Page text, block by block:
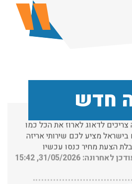
חדש
מנוף בפרדס חנה ואפשרות הובלת
לדאוג לארוז את הכל כמו
בישראל מציע לכם שירותי אריזה
הצעת מחיר כנסו עכשיו
לאחרונה: 31/05/2026, 15:42
לאחרונה: 30/03/2026, 12:23